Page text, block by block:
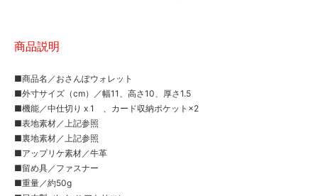
商品説明
■商品名／おさんぽウォレット
■外寸サイズ（cm）／幅11、高さ10、厚さ1.5
■機能／中仕切り x 1 、カード収納ポケット×2
■表地素材／上記参照
■裏地素材／上記参照
■アップリケ素材／牛革
■留め具／ファスナー
■重量／約50g